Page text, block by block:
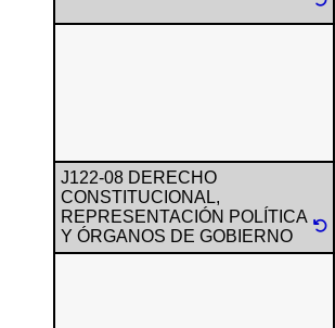
J122-08 DERECHO
CONSTITUCIONAL,
REPRESENTACIÓN POLÍTICA
Y ÓRGANOS DE GOBIERNO